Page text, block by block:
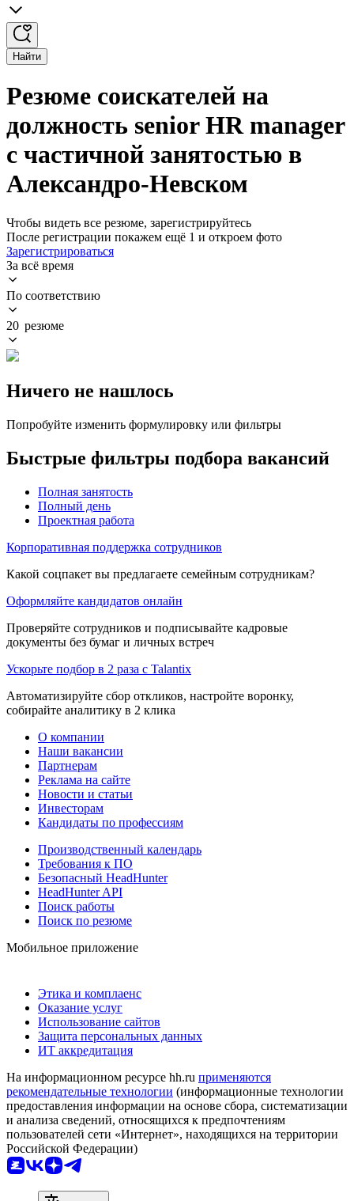
Найти
Резюме соискателей на
должность senior HR manager
с частичной занятостью в
Александро-Невском
Чтобы видеть все резюме, зарегистрируйтесь
После регистрации покажем ещё 1 и откроем фото
Зарегистрироваться
За всё время
По соответствию
20 резюме
Ничего не нашлось
Попробуйте изменить формулировку или фильтры
Быстрые фильтры подбора вакансий
Полная занятость
Полный день
Проектная работа
Корпоративная поддержка сотрудников
Какой соцпакет вы предлагаете семейным сотрудникам?
Оформляйте кандидатов онлайн
Проверяйте сотрудников и подписывайте кадровые
документы без бумаг и личных встреч
Ускорьте подбор в 2 раза с Talantix
Автоматизируйте сбор откликов, настройте воронку,
собирайте аналитику в 2 клика
О компании
Наши вакансии
Партнерам
Реклама на сайте
Новости и статьи
Инвесторам
Кандидаты по профессиям
Производственный календарь
Требования к ПО
Безопасный HeadHunter
HeadHunter API
Поиск работы
Поиск по резюме
Мобильное приложение
Этика и комплаенс
Оказание услуг
Использование сайтов
Защита персональных данных
ИТ аккредитация
На информационном ресурсе hh.ru применяются
рекомендательные технологии (информационные технологии
предоставления информации на основе сбора, систематизации
и анализа сведений, относящихся к предпочтениям
пользователей сети «Интернет», находящихся на территории
Российской Федерации)